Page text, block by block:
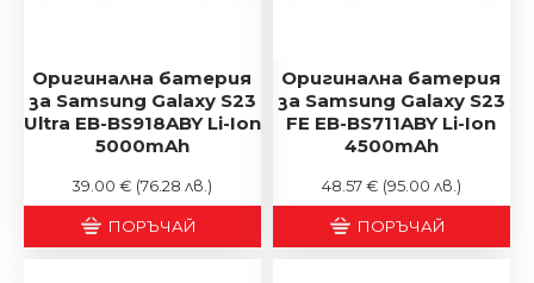
Оригинална батерия
за Samsung Galaxy S23
Ultra EB-BS918ABY Li-Ion
5000mAh
39.00 € (76.28 лв.)
ПОРЪЧАЙ
Оригинална батерия
за Samsung Galaxy S23
FE EB-BS711ABY Li-Ion
4500mAh
48.57 € (95.00 лв.)
ПОРЪЧАЙ